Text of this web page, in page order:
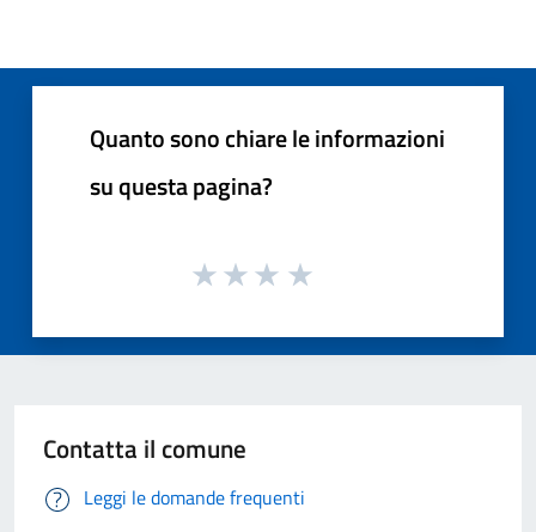
Quanto sono chiare le informazioni
su questa pagina?
Contatta il comune
Leggi le domande frequenti